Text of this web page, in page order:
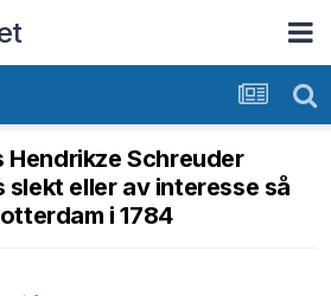
Hendrikze Schreuder
slekt eller av interesse så
i 1784